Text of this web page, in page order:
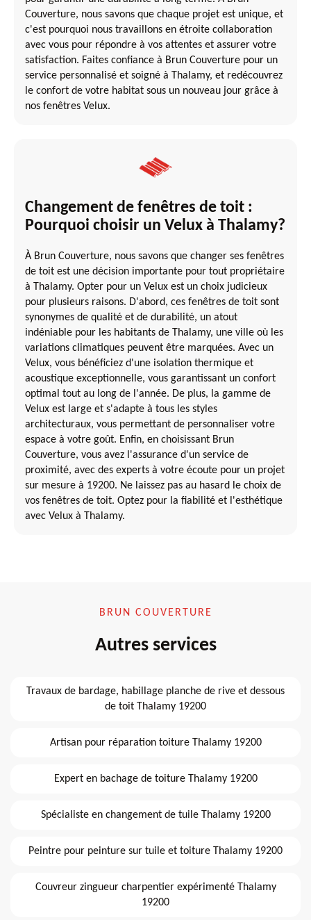
Couverture, nous savons que chaque projet est unique, et
c'est pourquoi nous travaillons en étroite collaboration
avec vous pour répondre à vos attentes et assurer votre
satisfaction. Faites confiance à Brun Couverture pour un
service personnalisé et soigné à Thalamy, et redécouvrez
le confort de votre habitat sous un nouveau jour grâce à
nos fenêtres Velux.
Changement de fenêtres de toit :
Pourquoi choisir un Velux à Thalamy?
À Brun Couverture, nous savons que changer ses fenêtres
de toit est une décision importante pour tout propriétaire
à Thalamy. Opter pour un Velux est un choix judicieux
pour plusieurs raisons. D'abord, ces fenêtres de toit sont
synonymes de qualité et de durabilité, un atout
indéniable pour les habitants de Thalamy, une ville où les
variations climatiques peuvent être marquées. Avec un
Velux, vous bénéficiez d'une isolation thermique et
acoustique exceptionnelle, vous garantissant un confort
optimal tout au long de l'année. De plus, la gamme de
Velux est large et s'adapte à tous les styles
architecturaux, vous permettant de personnaliser votre
espace à votre goût. Enfin, en choisissant Brun
Couverture, vous avez l'assurance d'un service de
proximité, avec des experts à votre écoute pour un projet
sur mesure à 19200. Ne laissez pas au hasard le choix de
vos fenêtres de toit. Optez pour la fiabilité et l'esthétique
avec Velux à Thalamy.
BRUN COUVERTURE
Autres services
Travaux de bardage, habillage planche de rive et dessous
de toit Thalamy 19200
Artisan pour réparation toiture Thalamy 19200
Expert en bachage de toiture Thalamy 19200
Spécialiste en changement de tuile Thalamy 19200
Peintre pour peinture sur tuile et toiture Thalamy 19200
Couvreur zingueur charpentier expérimenté Thalamy
19200